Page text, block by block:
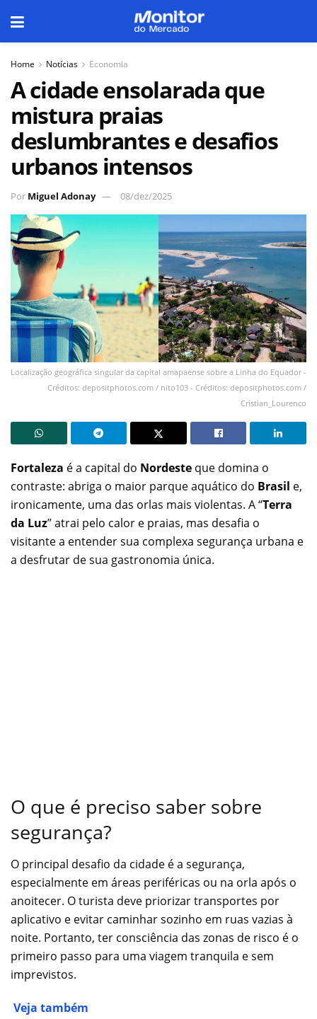
Home Notícias Economia
A cidade ensolarada que
mistura praias
deslumbrantes e desafios
urbanos intensos
Por Miguel Adonay 08/dez/2025
Localização geográfica singular da capital amapaense sobre a Linha do Equador -
Créditos: depositphotos.com / nito103 - Créditos: depositphotos.com /
Cristian_Lourenco
Fortaleza é a capital do Nordeste que domina o
contraste: abriga o maior parque aquático do Brasil e,
ironicamente, uma das orlas mais violentas. A “Terra
da Luz” atrai pelo calor e praias, mas desafia o
visitante a entender sua complexa segurança urbana e
a desfrutar de sua gastronomia única.
O que é preciso saber sobre
segurança?
O principal desafio da cidade é a segurança,
especialmente em áreas periféricas ou na orla após o
anoitecer. O turista deve priorizar transportes por
aplicativo e evitar caminhar sozinho em ruas vazias à
noite. Portanto, ter consciência das zonas de risco é o
primeiro passo para uma viagem tranquila e sem
imprevistos.
Veja também